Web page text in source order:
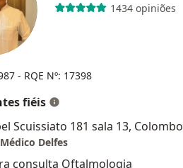
1434 opiniões
- RQE Nº: 17398
fiéis
Scuissiato 181 sala 13, Colombo
Delfes
consulta Oftalmologia